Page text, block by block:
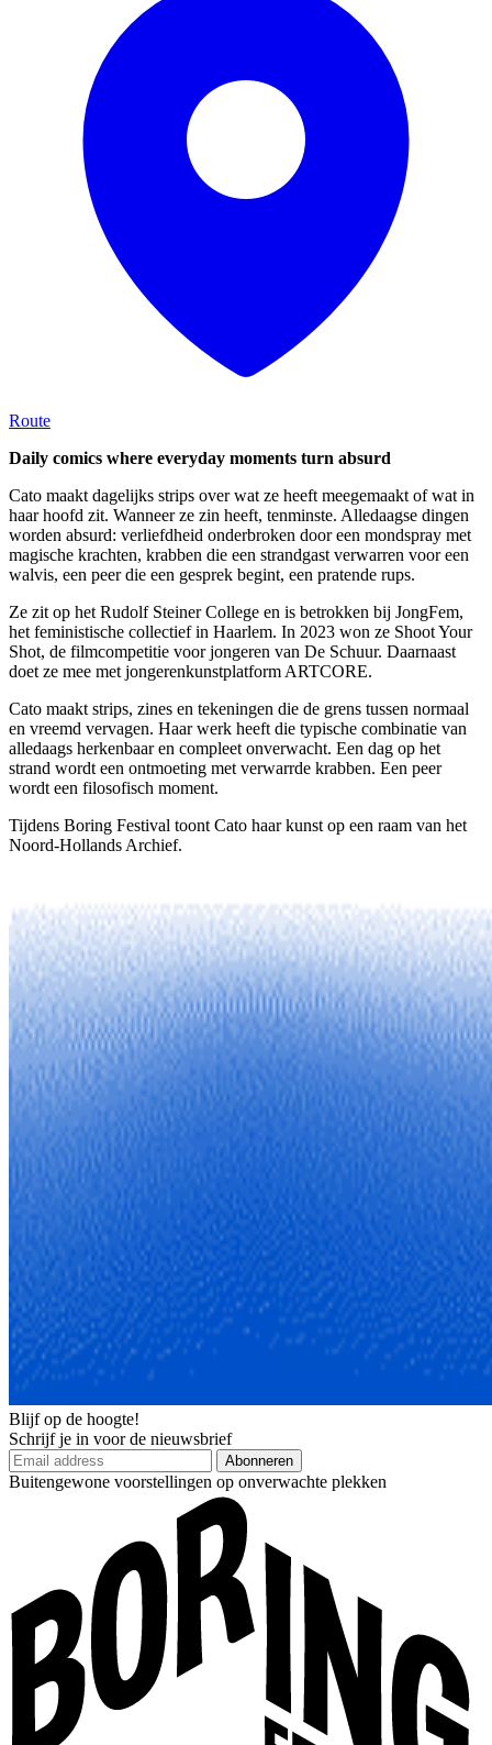
Route
Daily comics where everyday moments turn absurd
Cato maakt dagelijks strips over wat ze heeft meegemaakt of wat in
haar hoofd zit. Wanneer ze zin heeft, tenminste. Alledaagse dingen
worden absurd: verliefdheid onderbroken door een mondspray met
magische krachten, krabben die een strandgast verwarren voor een
walvis, een peer die een gesprek begint, een pratende rups.
Ze zit op het Rudolf Steiner College en is betrokken bij JongFem,
het feministische collectief in Haarlem. In 2023 won ze Shoot Your
Shot, de filmcompetitie voor jongeren van De Schuur. Daarnaast
doet ze mee met jongerenkunstplatform ARTCORE.
Cato maakt strips, zines en tekeningen die de grens tussen normaal
en vreemd vervagen. Haar werk heeft die typische combinatie van
alledaags herkenbaar en compleet onverwacht. Een dag op het
strand wordt een ontmoeting met verwarrde krabben. Een peer
wordt een filosofisch moment.
Tijdens Boring Festival toont Cato haar kunst op een raam van het
Noord-Hollands Archief.
Blijf op de hoogte!
Schrijf je in voor de nieuwsbrief
Abonneren
Buitengewone voorstellingen op onverwachte plekken